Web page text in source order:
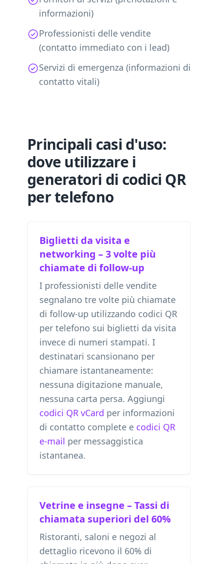
informazioni)
Professionisti delle vendite
(contatto immediato con i lead)
Servizi di emergenza (informazioni di
contatto vitali)
Principali casi d'uso:
dove utilizzare i
generatori di codici QR
per telefono
Biglietti da visita e
networking – 3 volte più
chiamate di follow-up
I professionisti delle vendite
segnalano tre volte più chiamate
di follow-up utilizzando codici QR
per telefono sui biglietti da visita
invece di numeri stampati. I
destinatari scansionano per
chiamare istantaneamente:
nessuna digitazione manuale,
nessuna carta persa. Aggiungi
codici QR vCard per informazioni
di contatto complete e codici QR
e-mail per messaggistica
istantanea.
Vetrine e insegne – Tassi di
chiamata superiori del 60%
Ristoranti, saloni e negozi al
dettaglio ricevono il 60% di